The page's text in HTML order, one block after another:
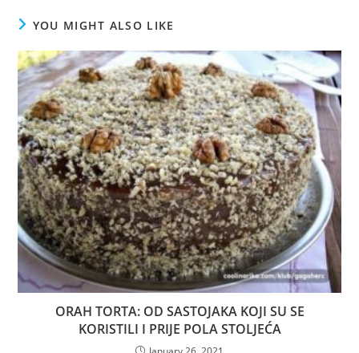
YOU MIGHT ALSO LIKE
ORAH TORTA: OD SASTOJAKA KOJI SU SE
KORISTILI I PRIJE POLA STOLJEĆA